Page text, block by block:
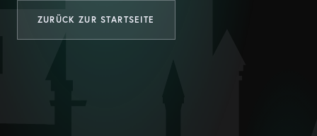
ZURÜCK ZUR STARTSEITE